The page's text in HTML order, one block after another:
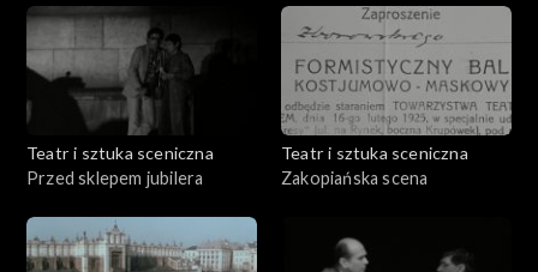
Teatr i sztuka sceniczna
Przed sklepem jubilera
Teatr i sztuka sceniczna
Zakopiańska scena